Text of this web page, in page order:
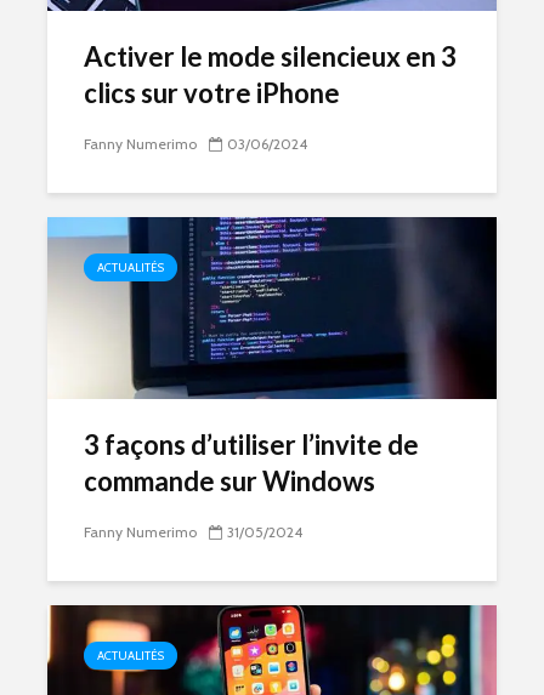
Activer le mode silencieux en 3
clics sur votre iPhone
Fanny Numerimo 03/06/2024
ACTUALITÉS
3 façons d’utiliser l’invite de
commande sur Windows
Fanny Numerimo 31/05/2024
ACTUALITÉS